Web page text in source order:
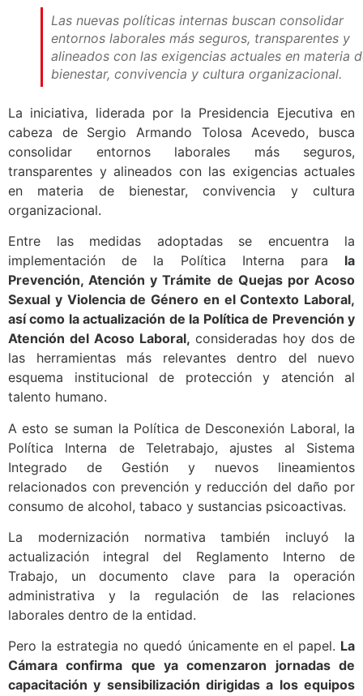
Las nuevas políticas internas buscan consolidar
entornos laborales más seguros, transparentes y
alineados con las exigencias actuales en materia
bienestar, convivencia y cultura organizacional.
La iniciativa, liderada por la Presidencia Ejecutiva en
cabeza de Sergio Armando Tolosa Acevedo, busca
consolidar entornos laborales más seguros,
transparentes y alineados con las exigencias actuales
en materia de bienestar, convivencia y cultura
organizacional.
Entre las medidas adoptadas se encuentra la
implementación de la Política Interna para la
Prevención, Atención y Trámite de Quejas por Acoso
Sexual y Violencia de Género en el Contexto Laboral,
así como la actualización de la Política de Prevención y
Atención del Acoso Laboral, consideradas hoy dos de
las herramientas más relevantes dentro del nuevo
esquema institucional de protección y atención al
talento humano.
A esto se suman la Política de Desconexión Laboral, la
Política Interna de Teletrabajo, ajustes al Sistema
Integrado de Gestión y nuevos lineamientos
relacionados con prevención y reducción del daño por
consumo de alcohol, tabaco y sustancias psicoactivas.
La modernización normativa también incluyó la
actualización integral del Reglamento Interno de
Trabajo, un documento clave para la operación
administrativa y la regulación de las relaciones
laborales dentro de la entidad.
Pero la estrategia no quedó únicamente en el papel. La
Cámara confirma que ya comenzaron jornadas de
capacitación y sensibilización dirigidas a los equipos